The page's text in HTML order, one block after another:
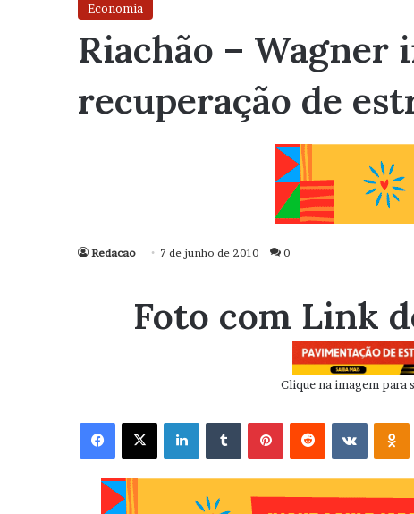
Economia
Riachão – Wagner
recuperação de
Redacao 7 de junho de 2010 0
Foto com Link
Clique na imagem para
Facebook X Linkedin VK